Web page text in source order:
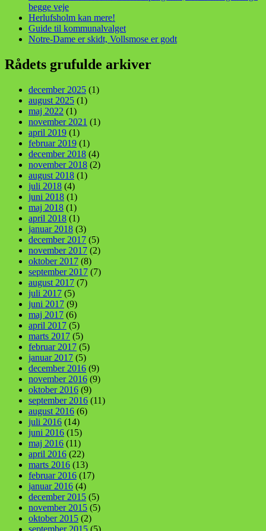
begge veje
Herlufsholm kan mere!
Guide til kommunalvalget
Notre-Dame er skidt, Vollsmose er godt
Rådets grufulde arkiver
december 2025 (1)
august 2025 (1)
maj 2022 (1)
november 2021 (1)
april 2019 (1)
februar 2019 (1)
december 2018 (4)
november 2018 (2)
august 2018 (1)
juli 2018 (4)
juni 2018 (1)
maj 2018 (1)
april 2018 (1)
januar 2018 (3)
december 2017 (5)
november 2017 (2)
oktober 2017 (8)
september 2017 (7)
august 2017 (7)
juli 2017 (5)
juni 2017 (9)
maj 2017 (6)
april 2017 (5)
marts 2017 (5)
februar 2017 (5)
januar 2017 (5)
december 2016 (9)
november 2016 (9)
oktober 2016 (9)
september 2016 (11)
august 2016 (6)
juli 2016 (14)
juni 2016 (15)
maj 2016 (11)
april 2016 (22)
marts 2016 (13)
februar 2016 (17)
januar 2016 (4)
december 2015 (5)
november 2015 (5)
oktober 2015 (2)
september 2015 (5)